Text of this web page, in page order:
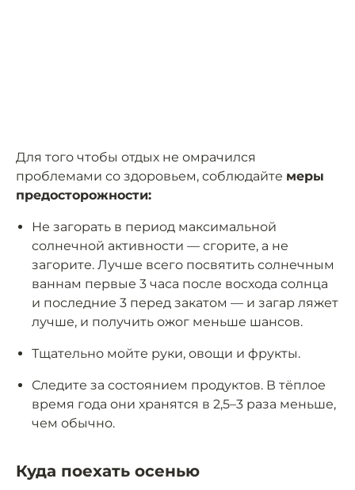
Для того чтобы отдых не омрачился
проблемами со здоровьем, соблюдайте меры
предосторожности:
Не загорать в период максимальной
солнечной активности — сгорите, а не
загорите. Лучше всего посвятить солнечным
ваннам первые 3 часа после восхода солнца
и последние 3 перед закатом — и загар ляжет
лучше, и получить ожог меньше шансов.
Тщательно мойте руки, овощи и фрукты.
Следите за состоянием продуктов. В тёплое
время года они хранятся в 2,5–3 раза меньше,
чем обычно.
Куда поехать осенью